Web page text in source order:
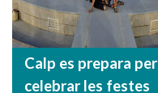
Calp es prepara per
celebrar les festes